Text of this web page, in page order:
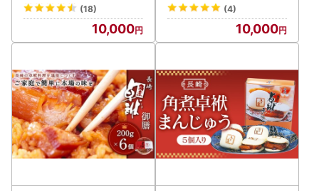
(18)
10,000
(4)
10,000